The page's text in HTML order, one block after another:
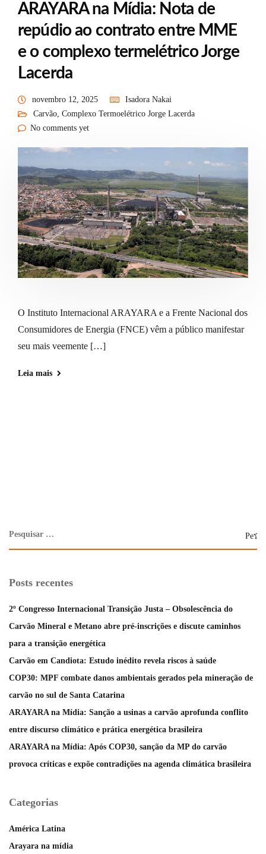
ARAYARA na Mídia: Nota de
repúdio ao contrato entre MME
e o complexo termelétrico Jorge
Lacerda
novembro 12, 2025
Isadora Nakai
Carvão, Complexo Termoelétrico Jorge Lacerda
No comments yet
O Instituto Internacional ARAYARA e a Frente Nacional dos
Consumidores de Energia (FNCE) vêm a público manifestar
seu mais veemente […]
Leia mais
Posts recentes
2º Congresso Internacional Transição Justa – Obsolescência do
Carvão Mineral e Metano abre pré-inscrições e discute caminhos
para a transição energética
Carvão em Candiota: Estudo inédito revela riscos à saúde
COP30: MPF combate danos ambientais gerados pela mineração de
carvão no sul de Santa Catarina
ARAYARA na Mídia: Sanção a usinas a carvão aprofunda conflito
entre discurso climático e prática energética brasileira
ARAYARA na Mídia: Após COP30, sanção da MP do carvão
provoca críticas e expõe contradições na agenda climática brasileira
Categorias
América Latina
Arayara na mídia